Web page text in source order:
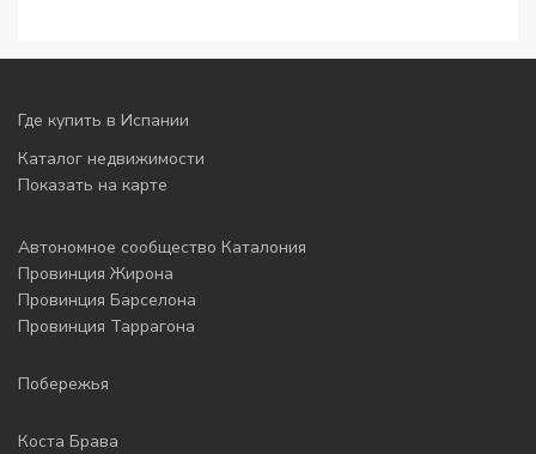
Где купить в Испании
Каталог недвижимости
Показать на карте
Автономное сообщество Каталония
Провинция Жирона
Провинция Барселона
Провинция Таррагона
Побережья
Коста Брава